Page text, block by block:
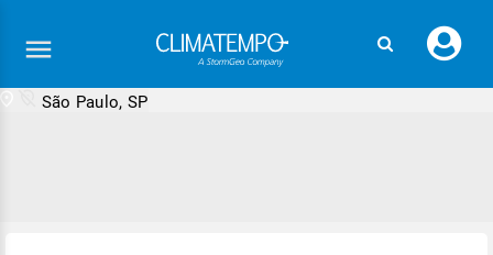
seu
São Paulo, SP